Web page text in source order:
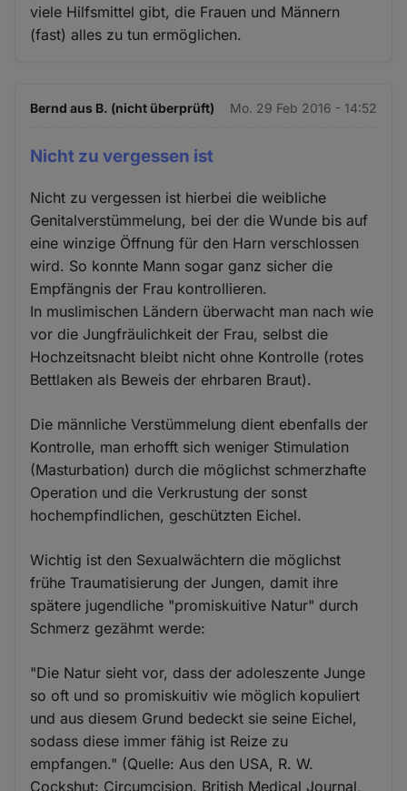
viele Hilfsmittel gibt, die Frauen und Männern
(fast) alles zu tun ermöglichen.
Bernd aus B. (nicht überprüft) Mo. 29 Feb 2016 - 14:52
Nicht zu vergessen ist
Nicht zu vergessen ist hierbei die weibliche
Genitalverstümmelung, bei der die Wunde bis auf
eine winzige Öffnung für den Harn verschlossen
wird. So konnte Mann sogar ganz sicher die
Empfängnis der Frau kontrollieren.
In muslimischen Ländern überwacht man nach wie
vor die Jungfräulichkeit der Frau, selbst die
Hochzeitsnacht bleibt nicht ohne Kontrolle (rotes
Bettlaken als Beweis der ehrbaren Braut).
Die männliche Verstümmelung dient ebenfalls der
Kontrolle, man erhofft sich weniger Stimulation
(Masturbation) durch die möglichst schmerzhafte
Operation und die Verkrustung der sonst
hochempfindlichen, geschützten Eichel.
Wichtig ist den Sexualwächtern die möglichst
frühe Traumatisierung der Jungen, damit ihre
spätere jugendliche "promiskuitive Natur" durch
Schmerz gezähmt werde:
"Die Natur sieht vor, dass der adoleszente Junge
so oft und so promiskuitiv wie möglich kopuliert
und aus diesem Grund bedeckt sie seine Eichel,
sodass diese immer fähig ist Reize zu
empfangen." (Quelle: Aus den USA, R. W.
Cockshut: Circumcision. British Medical Journal,